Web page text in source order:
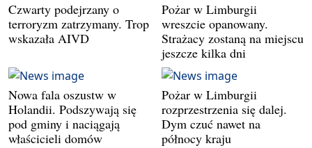
Czwarty podejrzany o
terroryzm zatrzymany. Trop
wskazała AIVD
Pożar w Limburgii
wreszcie opanowany.
Strażacy zostaną na miejscu
jeszcze kilka dni
Nowa fala oszustw w
Holandii. Podszywają się
pod gminy i naciągają
właścicieli domów
Pożar w Limburgii
rozprzestrzenia się dalej.
Dym czuć nawet na
północy kraju